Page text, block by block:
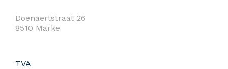
Doenaertstraat 26
8510 Marke
TVA